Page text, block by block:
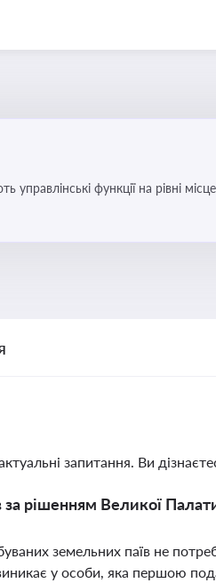
функції на рівні
запитання. Ви
рішенням Великої
земельних паїв не
у особи, яка першою